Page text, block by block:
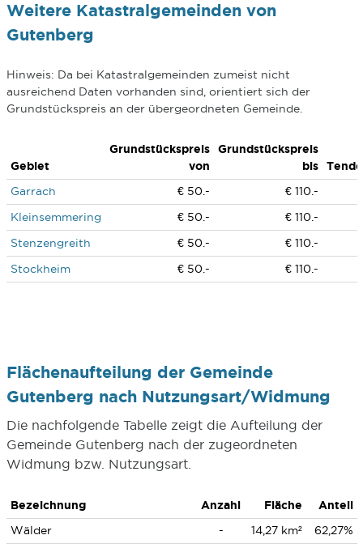
Weitere Katastralgemeinden von
Gutenberg
Hinweis: Da bei Katastralgemeinden zumeist nicht
ausreichend Daten vorhanden sind, orientiert sich der
Grundstückspreis an der übergeordneten Gemeinde.
Gebiet
Grundstückspreis
von
Grundstückspreis
bis
Garrach
€ 50.-
€ 110.-
Kleinsemmering
€ 50.-
€ 110.-
Stenzengreith
€ 50.-
€ 110.-
Stockheim
€ 50.- € 110.-
Flächenaufteilung der Gemeinde
Gutenberg nach Nutzungsart/Widmung
Die nachfolgende Tabelle zeigt die Aufteilung der
Gemeinde Gutenberg nach der zugeordneten
Widmung bzw. Nutzungsart.
Bezeichnung Anzahl Fläche
Anteil
Wälder
- 14,27 km² 62,27%